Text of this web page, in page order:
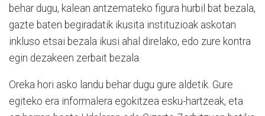
behar dugu, kalean antzemateko figura hurbil bat bezala,
gazte baten begiradatik ikusita instituzioak askotan
inkluso etsai bezala ikusi ahal direlako, edo zure kontra
egin dezakeen zerbait bezala.
Oreka hori asko landu behar dugu gure aldetik. Gure
egiteko era informalera egokitzea esku-hartzeak, eta